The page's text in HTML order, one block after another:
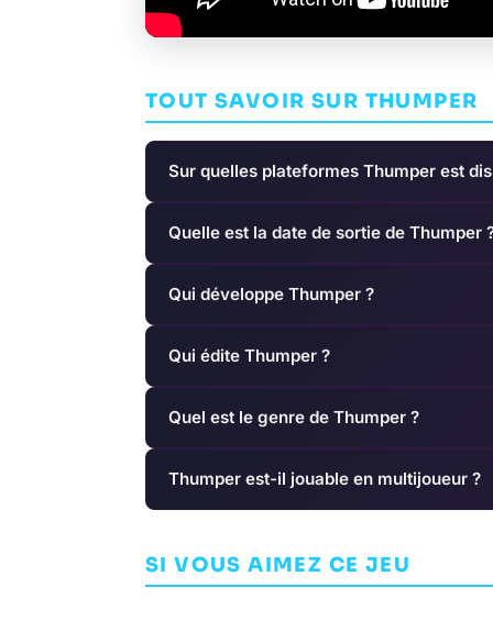
TOUT SAVOIR SUR THUMPER
Sur quelles plateformes Thumper est
Quelle est la date de sortie de Thumper
Qui développe Thumper ?
Qui édite Thumper ?
Quel est le genre de Thumper ?
Thumper est-il jouable en multijoueur ?
SI VOUS AIMEZ CE JEU
Watch Dogs 2 Crazy Taxi